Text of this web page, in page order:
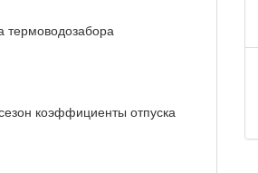
термоводозабора
коэффициенты отпуска